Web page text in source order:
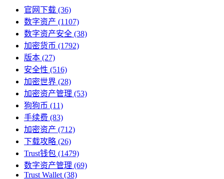
官网下载 (36)
数字资产 (1107)
数字资产安全 (38)
加密货币 (1792)
版本 (27)
安全性 (516)
加密世界 (28)
加密资产管理 (53)
狗狗币 (11)
手续费 (83)
加密资产 (712)
下载攻略 (26)
Trust钱包 (1479)
数字资产管理 (69)
Trust Wallet (38)